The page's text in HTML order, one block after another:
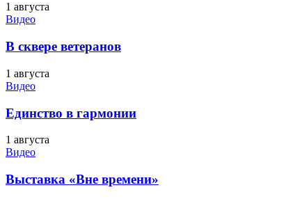
1 августа
Видео
В сквере ветеранов
1 августа
Видео
Единство в гармонии
1 августа
Видео
Выставка «Вне времени»